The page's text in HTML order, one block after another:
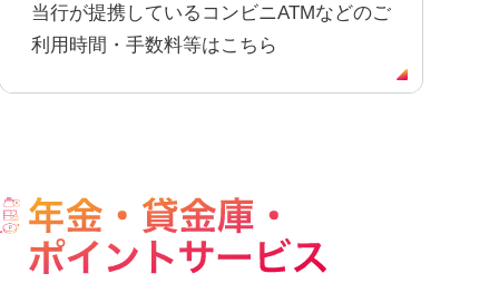
当行が提携しているコンビニATMなどのご
利用時間・手数料等はこちら